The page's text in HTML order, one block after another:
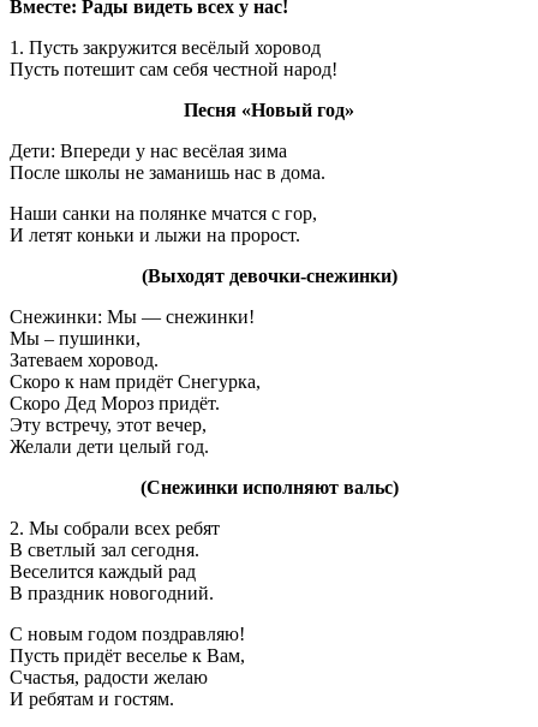
Вместе: Рады видеть всех у нас!
1. Пусть закружится весёлый хоровод
Пусть потешит сам себя честной народ!
Песня «Новый год»
Дети: Впереди у нас весёлая зима
После школы не заманишь нас в дома.
Наши санки на полянке мчатся с гор,
И летят коньки и лыжи на пророст.
(Выходят девочки-снежинки)
Снежинки: Мы — снежинки!
Мы – пушинки,
Затеваем хоровод.
Скоро к нам придёт Снегурка,
Скоро Дед Мороз придёт.
Эту встречу, этот вечер,
Желали дети целый год.
(Снежинки исполняют вальс)
2. Мы собрали всех ребят
В светлый зал сегодня.
Веселится каждый рад
В праздник новогодний.
С новым годом поздравляю!
Пусть придёт веселье к Вам,
Счастья, радости желаю
И ребятам и гостям.